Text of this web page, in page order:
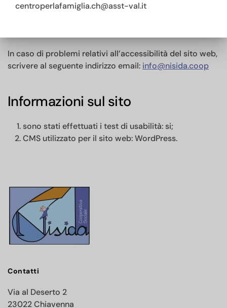
Feedback e informazioni di
In caso di problemi relativi all’accessibilità del sito web,
scrivere al seguente indirizzo email: info@nisida.coop
Informazioni sul sito
sono stati effettuati i test di usabilità: si;
CMS utilizzato per il sito web: WordPress.
Contatti
Via al Deserto 2
23022 Chiavenna
centroperlafamiglia.ch@asst-val.it